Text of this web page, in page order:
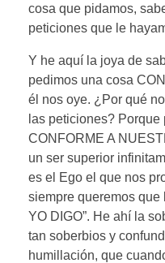
cosa que pidamos,
peticiones que le
Y he aquí la joya de
pedimos una cosa
él nos oye. ¿Por qué
las peticiones?
CONFORME A
un ser superior
es el Ego el que nos
siempre queremos que
YO DIGO”. He ahí la
tan soberbios y
humillación, que